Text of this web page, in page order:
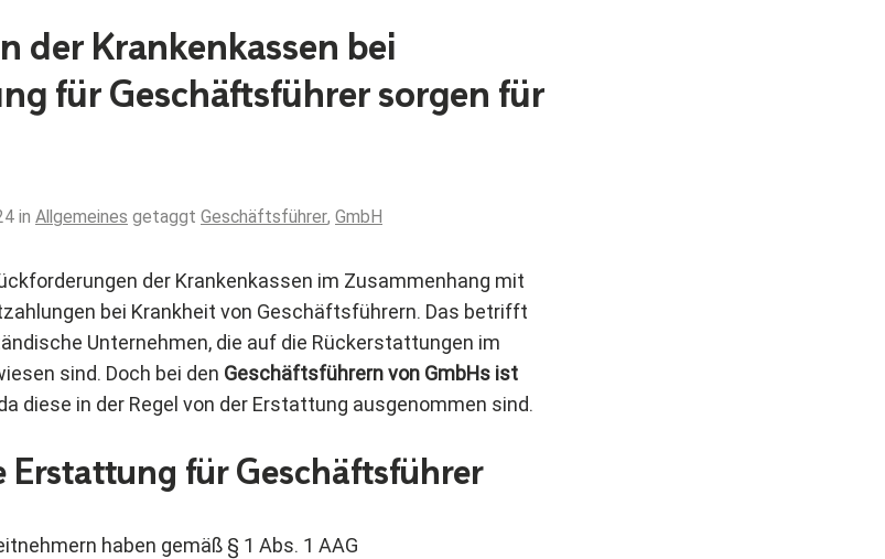
der Krankenkassen bei
für Geschäftsführer sorgen für
in Allgemeines getaggt Geschäftsführer, GmbH
der Krankenkassen im Zusammenhang mit
bei Krankheit von Geschäftsführern. Das betrifft
Unternehmen, die auf die Rückerstattungen im
sind. Doch bei den Geschäftsführern von GmbHs ist
diese in der Regel von der Erstattung ausgenommen sind.
Erstattung für Geschäftsführer
haben gemäß § 1 Abs. 1 AAG